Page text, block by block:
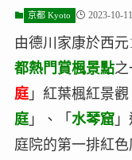
京都 Kyoto 2023-10-11
由德川家康於西元
都熱門賞楓景點之
庭」紅葉楓紅景
庭」、「 水琴窟」
庭院的第一排紅